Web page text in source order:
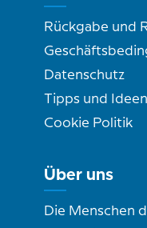
Rückgabe und
Datenschutz
Tipps und Ideen
Cookie Politik
Über uns
Die Menschen